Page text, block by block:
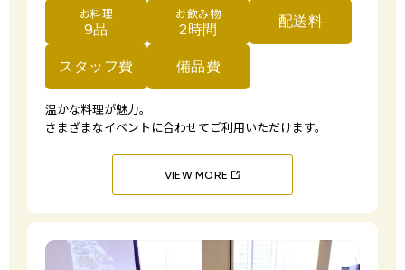
お料理
9品
お飲み物
2時間 配送料
スタッフ費 備品費
温かな料理が魅力。
さまざまなイベントに合わせてご利用いただけます。
VIEW MORE